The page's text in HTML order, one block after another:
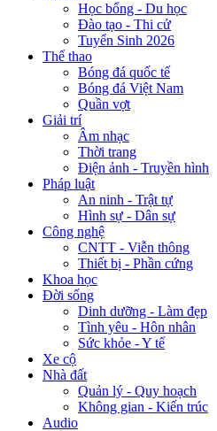
Học bổng - Du học
Đào tạo - Thi cử
Tuyển Sinh 2026
Thể thao
Bóng đá quốc tế
Bóng đá Việt Nam
Quần vợt
Giải trí
Âm nhạc
Thời trang
Điện ảnh - Truyền hình
Pháp luật
An ninh - Trật tự
Hình sự - Dân sự
Công nghệ
CNTT - Viễn thông
Thiết bị - Phần cứng
Khoa học
Đời sống
Dinh dưỡng - Làm đẹp
Tình yêu - Hôn nhân
Sức khỏe - Y tế
Xe cộ
Nhà đất
Quản lý - Quy hoạch
Không gian - Kiến trúc
Audio